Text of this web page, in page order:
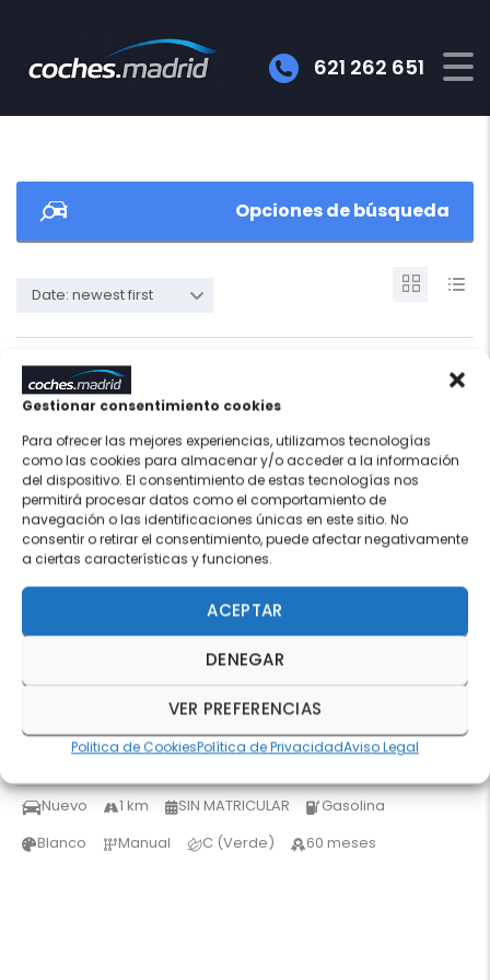
Gestionar consentimiento cookies
Para ofrecer las mejores experiencias, utilizamos tecnologías
como las cookies para almacenar y/o acceder a la información
del dispositivo. El consentimiento de estas tecnologías nos
permitirá procesar datos como el comportamiento de
navegación o las identificaciones únicas en este sitio. No
consentir o retirar el consentimiento, puede afectar negativamente
a ciertas características y funciones.
ACEPTAR
DENEGAR
VER PREFERENCIAS
Politica de CookiesPolítica de PrivacidadAviso Legal
621 262 651
Opciones de búsqueda
Date: newest first
19
16.950€
15.750€
HYUNDAI I10
1.0CC 63CV KLASS
Nuevo 1 km SIN MATRICULAR
Gasolina
Blanco
Manual C (Verde) 60 meses